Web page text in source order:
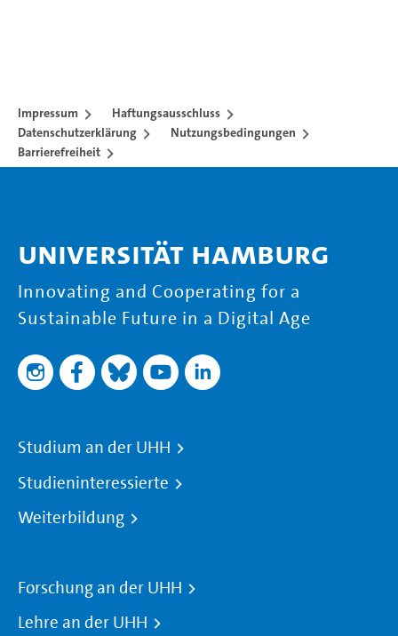
Impressum
Haftungsausschluss
Datenschutzerklärung
Nutzungsbedingungen
Barrierefreiheit
Universität Hamburg
Innovating and Cooperating for a
Sustainable Future in a Digital Age
Studium an der UHH
Studieninteressierte
Weiterbildung
Forschung an der UHH
Lehre an der UHH